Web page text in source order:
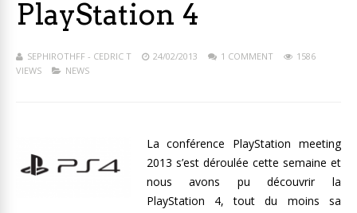
PlayStation 4
SEPHIROTHFF - CEDRIC T 24/02/2013 1 COMMENT
1586
VIEWS
NEWS
La conférence PlayStation meeting
2013 s’est déroulée cette semaine et
nous avons pu découvrir la
PlayStation 4, tout du moins sa